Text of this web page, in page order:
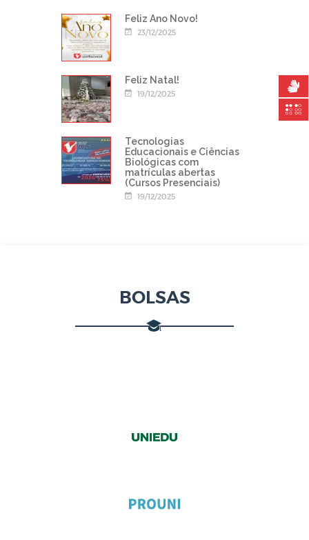
Feliz Ano Novo!
23/12/2025
Feliz Natal!
19/12/2025
Tecnologias
Educacionais e Ciências
Biológicas com
matrículas abertas
(Cursos Presenciais)
19/12/2025
BOLSAS